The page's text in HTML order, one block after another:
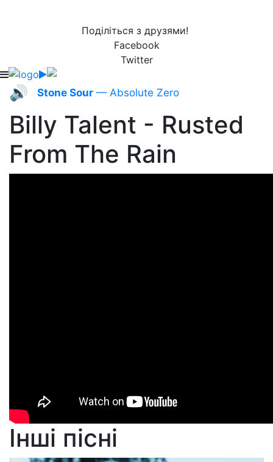
Поділіться з друзями!
Facebook
Twitter
🔊 Stone Sour — Absolute Zero
Billy Talent - Rusted
From The Rain
Інші пісні